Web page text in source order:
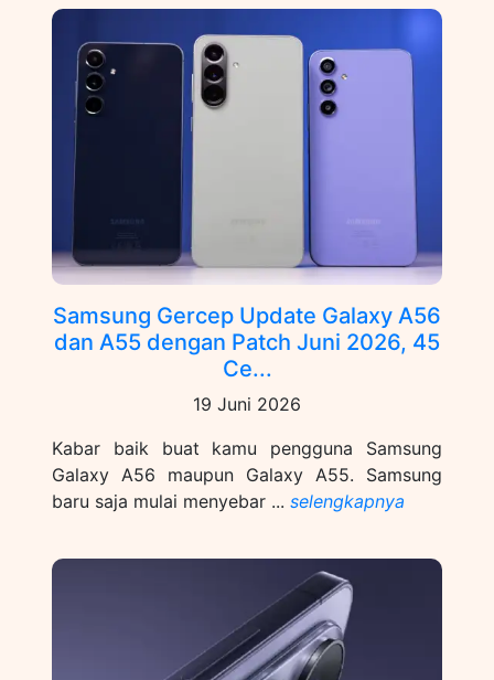
Samsung Gercep Update Galaxy A56
dan A55 dengan Patch Juni 2026, 45
Ce...
19 Juni 2026
Kabar baik buat kamu pengguna Samsung
Galaxy A56 maupun Galaxy A55. Samsung
baru saja mulai menyebar ... selengkapnya